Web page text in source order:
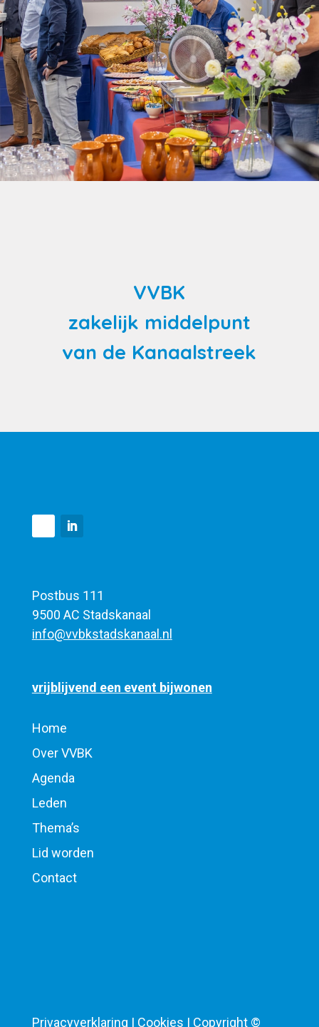
VVBK
zakelijk middelpunt
van de Kanaalstreek
Postbus 111
9500 AC Stadskanaal
info@vvbkstadskanaal.nl
vrijblijvend een event bijwonen
Home
Over VVBK
Agenda
Leden
Thema’s
Lid worden
Contact
Privacyverklaring | Cookies | Copyright ©